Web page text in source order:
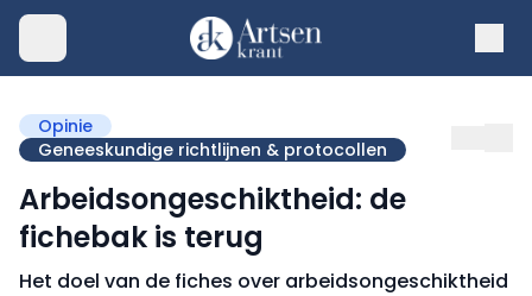
Opinie
Geneeskundige richtlijnen & protocollen
Arbeidsongeschiktheid: de
fichebak is terug
Het doel van de fiches over arbeidsongeschiktheid